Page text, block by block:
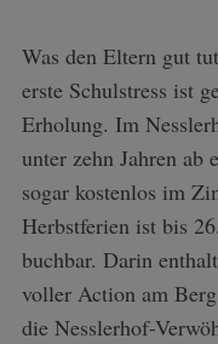
Was den Eltern gut
erste Schulstress ist
Erholung. Im
unter zehn Jahren ab
sogar kostenlos im
Herbstferien ist bis
buchbar. Darin
voller Action am
die Nesslerhof-
e
r
c
h
f
r
: